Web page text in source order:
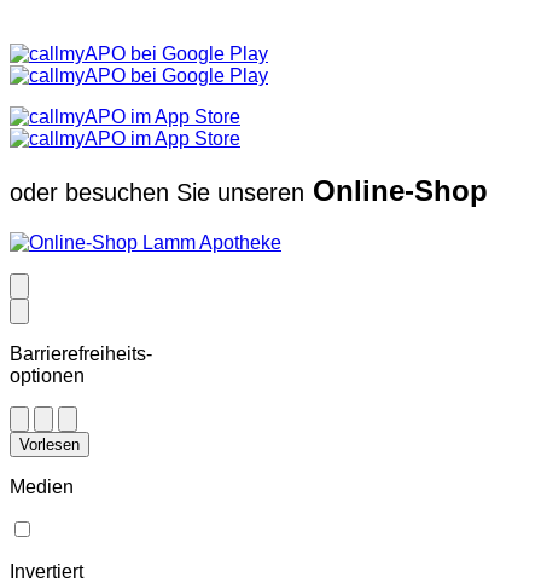
oder besuchen Sie unseren Online-Shop
Barrierefreiheits-
optionen
Vorlesen
Medien
Invertiert